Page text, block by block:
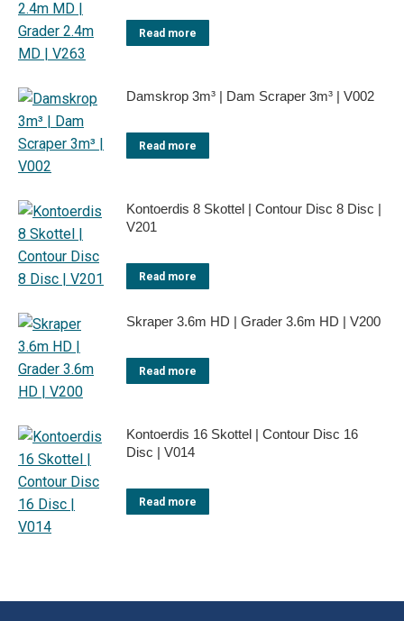
Read more
Damskrop 3m³ | Dam Scraper 3m³ | V002
Read more
Kontoerdis 8 Skottel | Contour Disc 8 Disc |
V201
Read more
Skraper 3.6m HD | Grader 3.6m HD | V200
Read more
Kontoerdis 16 Skottel | Contour Disc 16
Disc | V014
Read more